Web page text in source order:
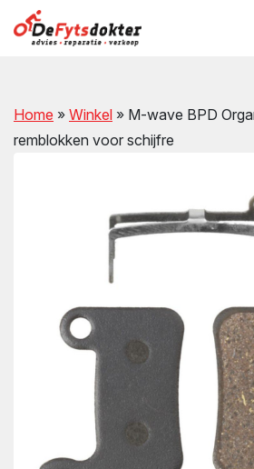
Home » Winkel » M-wave BPD
remblokken voor schijfre